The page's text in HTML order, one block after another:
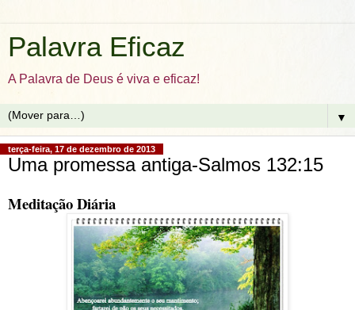
Palavra Eficaz
A Palavra de Deus é viva e eficaz!
▼
terça-feira, 17 de dezembro de 2013
Uma promessa antiga-Salmos 132:15
Meditação Diária